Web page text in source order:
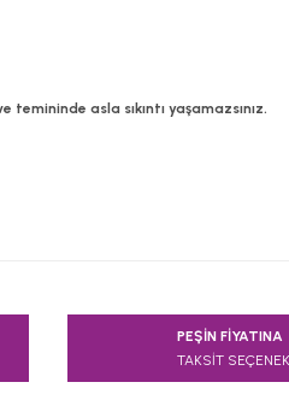
asla sıkıntı yaşamazsınız.
noktaları öneri formunu
PEŞİN FİYATINA
TAKSİT